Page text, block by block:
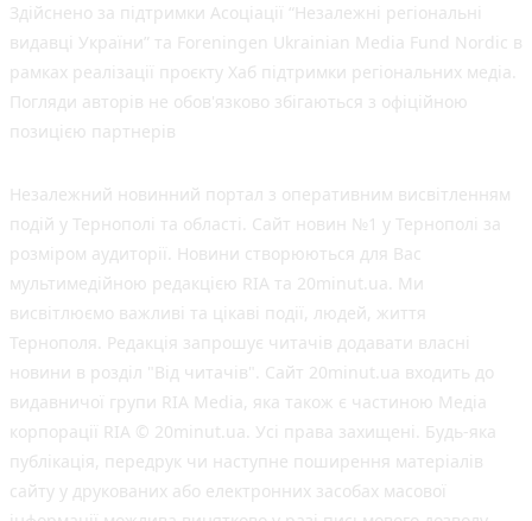
Здійснено за підтримки Асоціації “Незалежні регіональні
видавці України” та Foreningen Ukrainian Media Fund Nordic в
рамках реалізації проєкту Хаб підтримки регіональних медіа.
Погляди авторів не обов'язково збігаються з офіційною
позицією партнерів
Незалежний новинний портал з оперативним висвітленням
подій у Тернополі та області. Сайт новин №1 у Тернополі за
розміром аудиторії. Новини створюються для Вас
мультимедійною редакцією RIA та 20minut.ua. Ми
висвітлюємо важливі та цікаві події, людей, життя
Тернополя. Редакція запрошує читачів додавати власні
новини в розділ "Від читачів". Сайт 20minut.ua входить до
видавничої групи RIA Media, яка також є частиною Медіа
корпорації RIA © 20minut.ua. Усі права захищені. Будь-яка
публiкацiя, передрук чи наступне поширення матеріалів
сайту у друкованих або електронних засобах масової